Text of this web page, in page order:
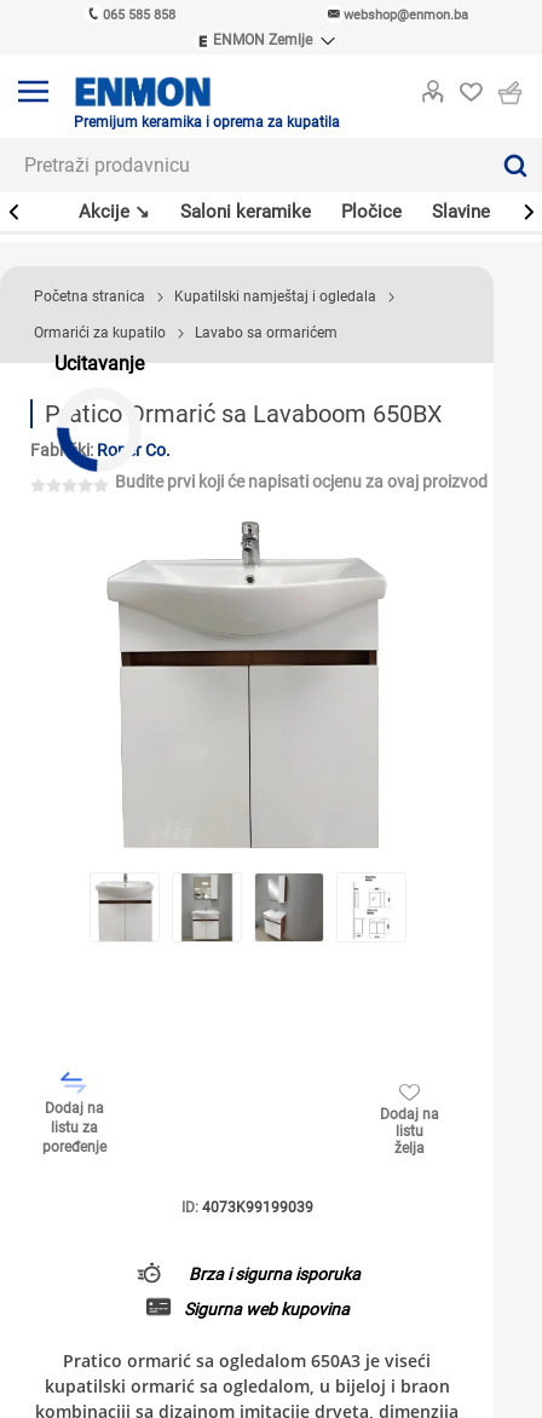
065 585 858 webshop@enmon.ba
ENMON Zemlje
ENMON MKD
Premijum keramika i oprema za kupatila
Akcije ↘ Saloni keramike Pločice Slavine
Ucitavanje
Početna stranica Kupatilski namještaj i ogledala
Ormarići za kupatilo Lavabo sa ormarićem
Pratico Ormarić sa Lavaboom 650BX
Fabrički: Roper Co.
Budite prvi koji će napisati ocjenu za ovaj proizvod
Dodaj na
listu za
poređenje
Dodaj na
listu
želja
ID: 4073K99199039
Brza i sigurna isporuka
Sigurna web kupovina
Pratico ormarić sa ogledalom 650A3 je viseći
kupatilski ormarić sa ogledalom, u bijeloj i braon
kombinaciji sa dizajnom imitacije drveta, dimenzija